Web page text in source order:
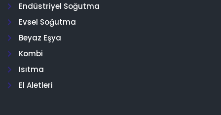
Endüstriyel Soğutma
Evsel Soğutma
Beyaz Eşya
Kombi
Isıtma
El Aletleri